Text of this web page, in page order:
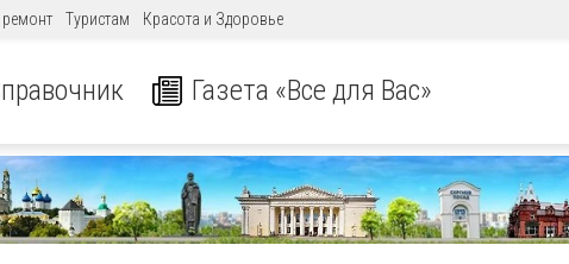
Туристам Красота и Здоровье
Газета «Все для Вас»